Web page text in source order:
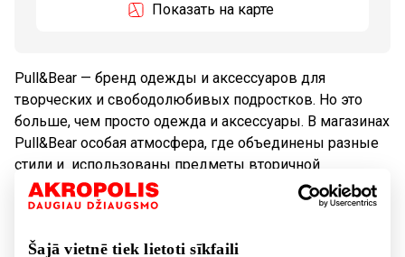
Šajā vietnē tiek lietoti sīkfaili
Показать на карте
Pull&Bear — бренд одежды и аксессуаров для
творческих и свободолюбивых подростков. Но это
больше, чем просто одежда и аксессуары. В магазинах
Pull&Bear особая атмосфера, где объединены разные
стили и использованы предметы вторичной
переработки.
Tовары Одежда